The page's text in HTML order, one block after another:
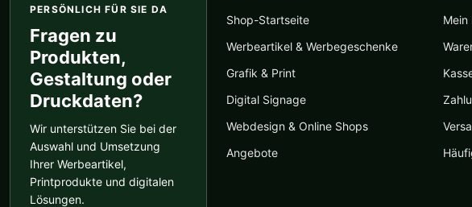
PERSÖNLICH FÜR SIE DA
Fragen zu
Produkten,
Gestaltung oder
Druckdaten?
Wir unterstützen Sie bei der
Auswahl und Umsetzung
Ihrer Werbeartikel,
Printprodukte und digitalen
Lösungen.
Shop-Startseite
Werbeartikel & Werbegeschenke
Grafik & Print
Digital Signage
Webdesign & Online Shops
Angebote
Mein